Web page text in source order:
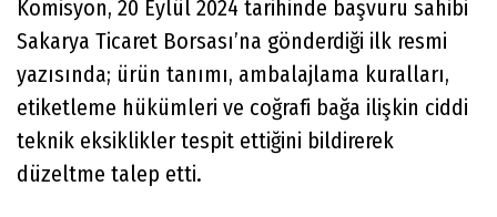
Komisyon, 20 Eylül 2024 tarihinde başvuru sahibi
Sakarya Ticaret Borsası’na gönderdiği ilk resmi
yazısında; ürün tanımı, ambalajlama kuralları,
etiketleme hükümleri ve coğrafi bağa ilişkin ciddi
teknik eksiklikler tespit ettiğini bildirerek
düzeltme talep etti.